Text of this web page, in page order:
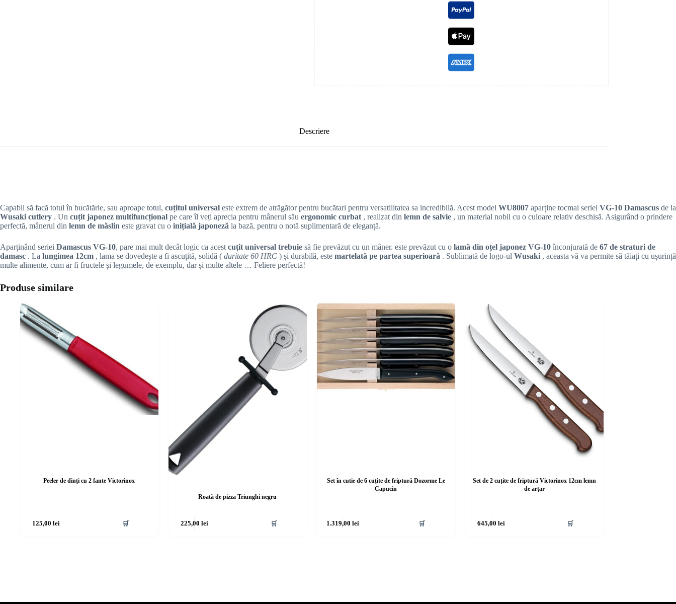
Descriere
Capabil să facă totul în bucătărie, sau aproape totul, cuțitul universal este extrem de atrăgător pentru bucătari pentru versatilitatea sa incredibilă. Acest model WU8007 aparține tocmai seriei VG-10 Damascus de la
Wusaki cutlery . Un cuțit japonez multifuncțional pe care îl veți aprecia pentru mânerul său ergonomic curbat , realizat din lemn de salvie , un material nobil cu o culoare relativ deschisă. Asigurând o prindere
perfectă, mânerul din lemn de măslin este gravat cu o inițială japoneză la bază, pentru o notă suplimentară de eleganță.
Aparținând seriei Damascus VG-10, pare mai mult decât logic ca acest cuțit universal trebuie să fie prevăzut cu un mâner. este prevăzut cu o lamă din oțel japonez VG-10înconjurată de 67 de straturi de
damasc . La lungimea 12cm , lama se dovedește a fi ascuțită, solidă ( duritate 60 HRC ) și durabilă, este martelată pe partea superioară . Sublimată de logo-ul Wusaki , aceasta vă va permite să tăiați cu ușurință
multe alimente, cum ar fi fructele și legumele, de exemplu, dar și multe altele … Feliere perfectă!
Produse similare
Peeler de dinți cu 2 fante Victorinox
125,00lei 🛒
Roată de pizza Triunghi negru
225,00lei 🛒
Set în cutie de 6 cuțite de friptură Dozorme Le
Capucin
1.319,00 lei 🛒
Set de 2 cuțite de friptură Victorinox 12cm lemn
de arțar
645,00 lei 🛒